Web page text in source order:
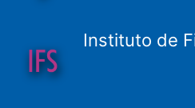
Instituto de